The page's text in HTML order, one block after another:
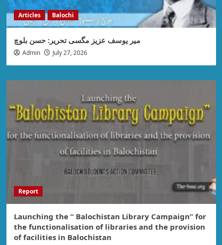
Articles Balochi
میر یوسف عزیز مگسی تحریر: حسن بلوچ
Admin July 27, 2026
Report
Launching the “ Balochistan Library Campaign” for
the functionalisation of libraries and the provision
of facilities in Balochistan